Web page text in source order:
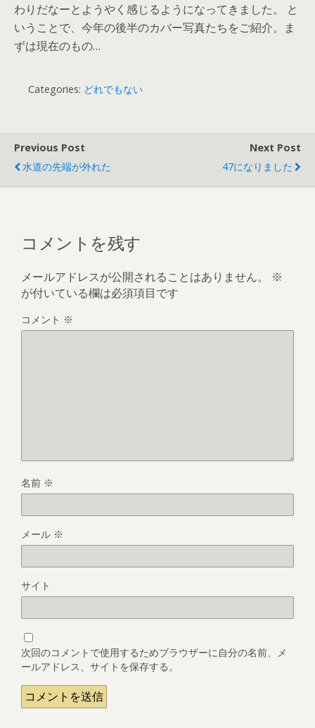
わりだなーとようやく感じるようになってきました。 と
いうことで、今年の後半のカバー写真たちをご紹介。ま
ずは現在のもの…
Categories: どれでもない
Previous Post
水道の先端が外れた
Next Post
47になりました
コメントを残す
メールアドレスが公開されることはありません。
※
が付いている欄は必須項目です
コメント ※
名前 ※
メール ※
サイト
次回のコメントで使用するためブラウザーに自分の名前、メ
ールアドレス、サイトを保存する。